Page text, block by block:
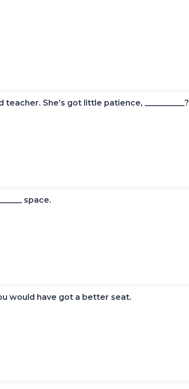
She’s got little patience, __________?
space.
would have got a better seat.